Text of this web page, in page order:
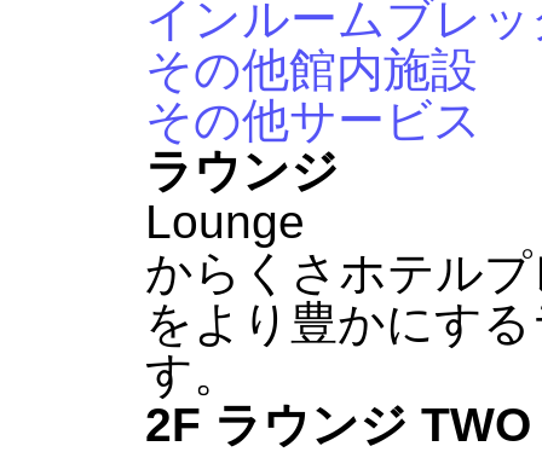
インルームブレ
その他館内施設
その他サービス
ラウンジ
Lounge
からくさホテル
をより豊かにす
す。
2F ラウンジ TWO